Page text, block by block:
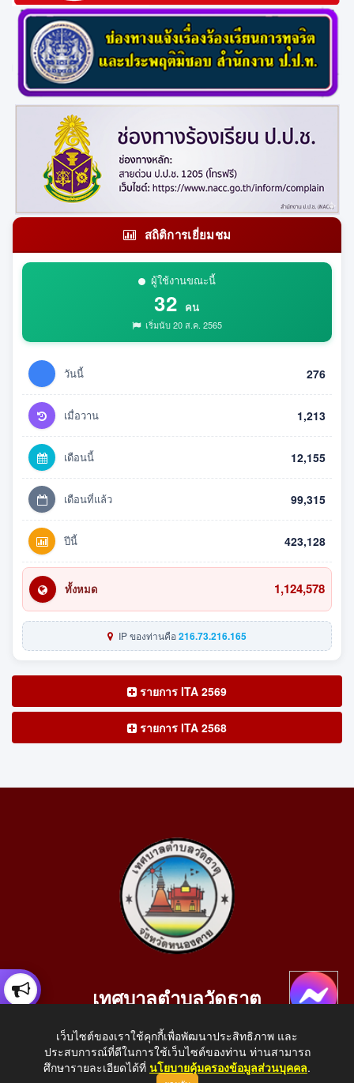
สถิติการเยี่ยมชม
ผู้ใช้งานขณะนี้
32 คน
เริ่มนับ 20 ส.ค. 2565
วันนี้ 276
เมื่อวาน 1,213
เดือนนี้ 12,155
เดือนที่แล้ว 99,315
ปีนี้ 423,128
ทั้งหมด 1,124,578
IP ของท่านคือ216.73.216.165
รายการ ITA 2569
รายการ ITA 2568
เทศบาลตำบลวัดธาตุ
อ.เมือง จ.หนองคาย 43000
โทรศัพท์: 042-414758 โทรสาร: 042-414759
เว็บไซต์ของเราใช้คุกกี้เพื่อพัฒนาประสิทธิภาพ และ
ประสบการณ์ที่ดีในการใช้เว็บไซต์ของท่าน ท่านสามารถ
ศึกษารายละเอียดได้ที่ นโยบายคุ้มครองข้อมูลส่วนบุคคล.